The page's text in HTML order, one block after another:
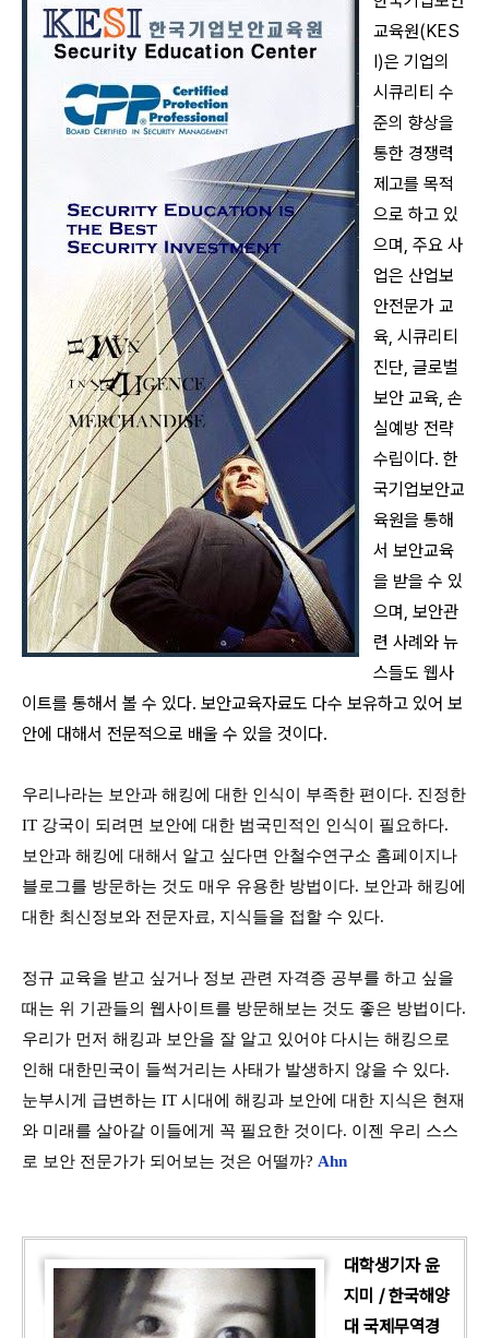
교육원(KES
I)은 기업의
시큐리티 수
준의 향상을
통한 경쟁력
제고를 목적
으로 하고 있
으며, 주요 사
업은 산업보
안전문가 교
육, 시큐리티
진단, 글로벌
보안 교육, 손
실예방 전략
수립이다. 한
국기업보안교
육원을 통해
서 보안교육
을 받을 수 있
으며, 보안관
련 사례와 뉴
스들도 웹사
이트를 통해서 볼 수 있다. 보안교육자료도 다수 보유하고 있어 보
안에 대해서 전문적으로 배울 수 있을 것이다.
우리나라는 보안과 해킹에 대한 인식이 부족한 편이다. 진정한
IT 강국이 되려면 보안에 대한 범국민적인 인식이 필요하다.
보안과 해킹에 대해서 알고 싶다면 안철수연구소 홈페이지나
블로그를 방문하는 것도 매우 유용한 방법이다. 보안과 해킹에
대한 최신정보와 전문자료, 지식들을 접할 수 있다.
정규 교육을 받고 싶거나 정보 관련 자격증 공부를 하고 싶을
때는 위 기관들의 웹사이트를 방문해보는 것도 좋은 방법이다.
우리가 먼저 해킹과 보안을 잘 알고 있어야 다시는 해킹으로
인해 대한민국이 들썩거리는 사태가 발생하지 않을 수 있다.
눈부시게 급변하는 IT 시대에 해킹과 보안에 대한 지식은 현재
와 미래를 살아갈 이들에게 꼭 필요한 것이다. 이젠 우리 스스
로 보안 전문가가 되어보는 것은 어떨까? Ahn
대학생기자 윤
지미 / 한국해양
대 국제무역경